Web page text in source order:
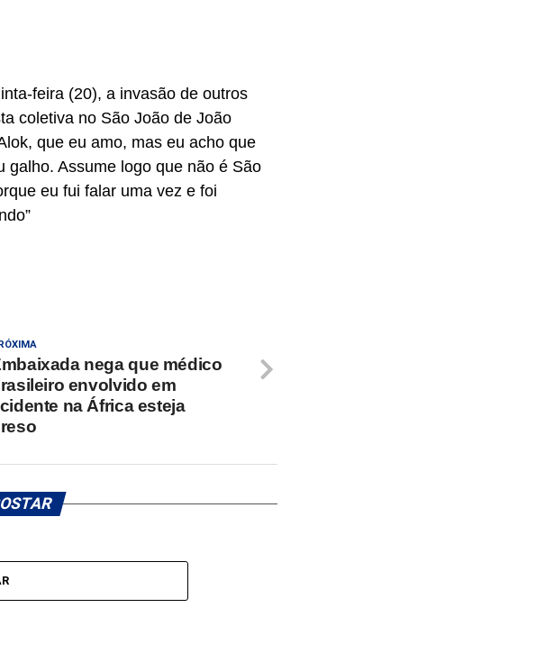
feira (20), a invasão de outros
coletiva no São João de João
que eu amo, mas eu acho que
galho. Assume logo que não é São
eu fui falar uma vez e foi
nega que médico
envolvido em
na África esteja